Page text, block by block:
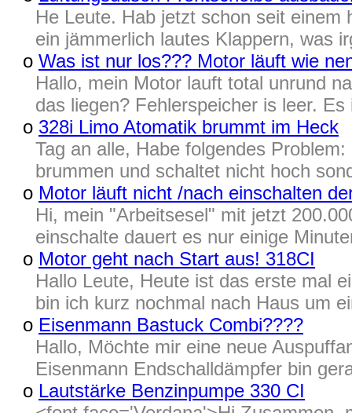
He Leute. Hab jetzt schon seit
ein jämmerlich lautes Klappern, was
o Was ist nur los??? Motor läuft wie
Hallo, mein Motor lauft total unrund
das liegen? Fehlerspeicher is leer.
o 328i Limo Atomatik brummt im Heck
Tag an alle, Habe folgendes
brummen und schaltet nicht hoch
o Motor läuft nicht /nach einschalten
Hi, mein "Arbeitsesel" mit jetzt
einschalte dauert es nur einige
o Motor geht nach Start aus! 318CI
Hallo Leute, Heute ist das erste mal
bin ich kurz nochmal nach Haus um
o Eisenmann Bastuck Combi????
Hallo, Möchte mir eine neue
Eisenmann Endschalldämpfer bin
o Lautstärke Benzinpumpe 330 CI